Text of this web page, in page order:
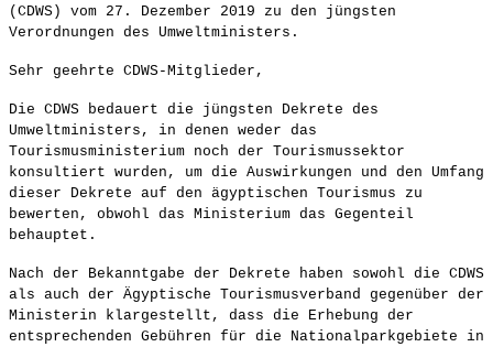
(CDWS) vom 27. Dezember 2019 zu den jüngsten
Verordnungen des Umweltministers.
Sehr geehrte CDWS-Mitglieder,
Die CDWS bedauert die jüngsten Dekrete des
Umweltministers, in denen weder das
Tourismusministerium noch der Tourismussektor
konsultiert wurden, um die Auswirkungen und den Umfang
dieser Dekrete auf den ägyptischen Tourismus zu
bewerten, obwohl das Ministerium das Gegenteil
behauptet.
Nach der Bekanntgabe der Dekrete haben sowohl die CDWS
als auch der Ägyptische Tourismusverband gegenüber der
Ministerin klargestellt, dass die Erhebung der
entsprechenden Gebühren für die Nationalparkgebiete in